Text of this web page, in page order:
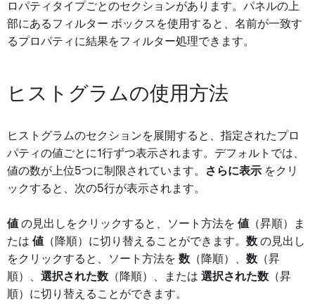
ロパティタイプごとのセクションがあります。パネルの上
部にあるフィルター ボックスを使用すると、名前が一致す
るプロパティに結果をフィルター処理できます。
ヒストグラムの使用方法
ヒストグラムのセクションを展開すると、指定されたプロ
パティの値ごとに1行ずつ表示されます。デフォルトでは、
値の数が上位5つに制限されています。
さらに表示 をクリ
ックすると、次の5行が表示されます。
値 の見出しをクリックすると、ソート方法を 値 （昇順）ま
たは 値 （降順）に切り替えることができます。 数 の見出し
をクリックすると、ソート方法を 数 （降順）、 数 （昇
順）、 選択された数 （降順）、または 選択された数 （昇
順）に切り替えることができます。